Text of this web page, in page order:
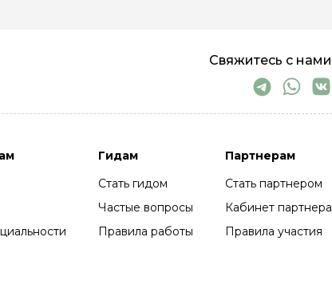
Свяжитесь с нами
Гидам
Стать гидом
Частые вопросы
Правила работы
Партнерам
Стать партнером
Кабинет партнера
Правила участия